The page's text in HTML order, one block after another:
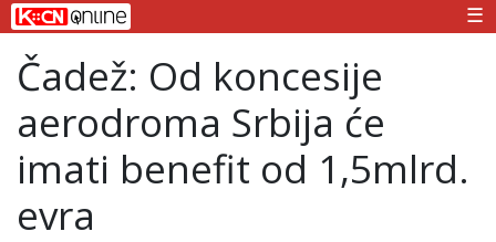
☰
Čadež: Od koncesije
aerodroma Srbija će
imati benefit od 1,5mlrd.
evra